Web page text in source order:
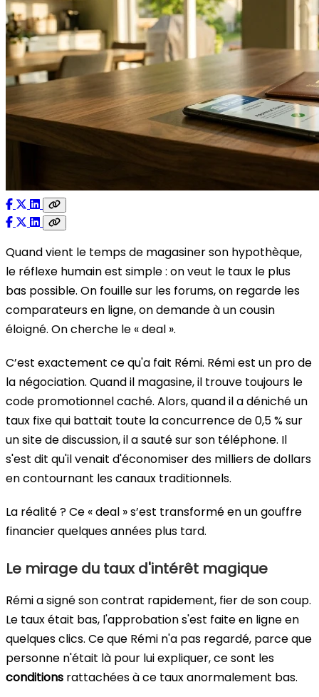
Quand vient le temps de magasiner son hypothèque,
le réflexe humain est simple : on veut le taux le plus
bas possible. On fouille sur les forums, on regarde les
comparateurs en ligne, on demande à un cousin
éloigné. On cherche le « deal ».
C’est exactement ce qu'a fait Rémi. Rémi est un pro de
la négociation. Quand il magasine, il trouve toujours le
code promotionnel caché. Alors, quand il a déniché un
taux fixe qui battait toute la concurrence de 0,5 % sur
un site de discussion, il a sauté sur son téléphone. Il
s'est dit qu'il venait d'économiser des milliers de dollars
en contournant les canaux traditionnels.
La réalité ? Ce « deal » s’est transformé en un gouffre
financier quelques années plus tard.
Le mirage du taux d'intérêt magique
Rémi a signé son contrat rapidement, fier de son coup.
Le taux était bas, l'approbation s'est faite en ligne en
quelques clics. Ce que Rémi n'a pas regardé, parce que
personne n'était là pour lui expliquer, ce sont les
conditions rattachées à ce taux anormalement bas.